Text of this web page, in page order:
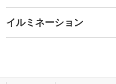
イルミネーション